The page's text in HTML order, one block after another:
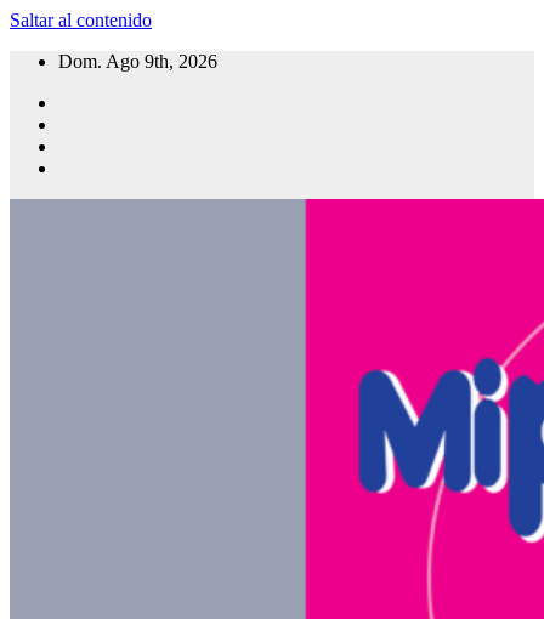
Saltar al contenido
Dom. Ago 9th, 2026